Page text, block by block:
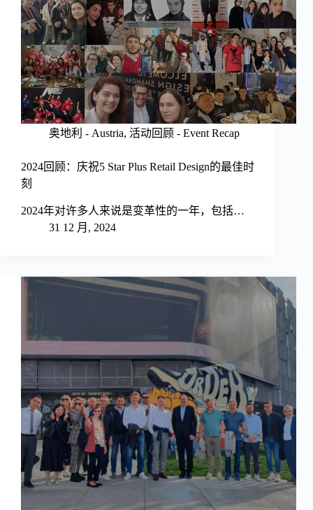
奥地利 - Austria, 活动回顾 - Event Recap
2024回顾：庆祝5 Star Plus Retail Design的最佳时
刻
2024年对许多人来说是变革性的一年，包括…
31 12 月, 2024